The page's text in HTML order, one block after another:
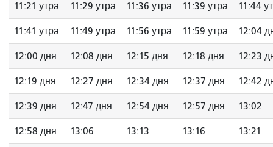
11:21 утра 11:29 утра 11:36 утра 11:39 утра 11:44
11:41 утра 11:49 утра 11:56 утра 11:59 утра 12:04
12:00 дня 12:08 дня 12:15 дня 12:18 дня 12:23
12:19 дня 12:27 дня 12:34 дня 12:37 дня 12:42
12:39 дня 12:47 дня 12:54 дня 12:57 дня 13:02
12:58 дня 13:06 13:13 13:16 13:21